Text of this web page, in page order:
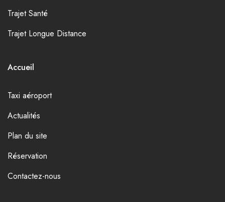
Trajet Santé
Trajet Longue Distance
Accueil
Taxi aéroport
Actualités
Plan du site
Réservation
Contactez-nous